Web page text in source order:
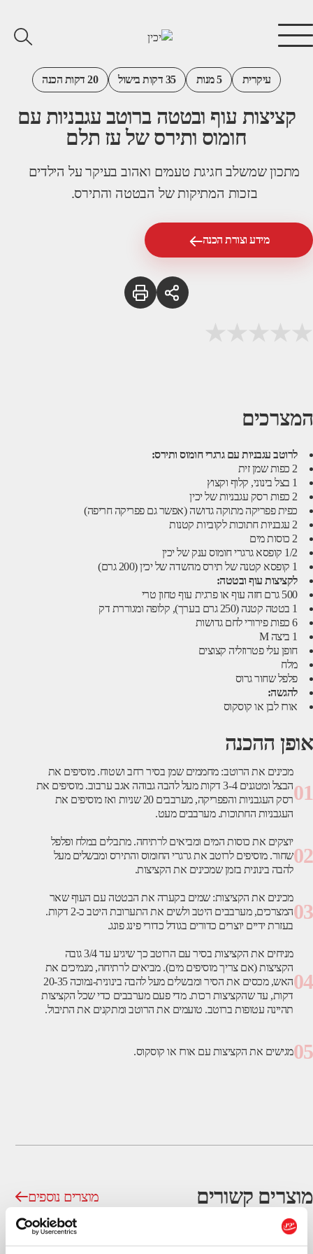
עיקרית 5 מנות 35 דקות בישול 20 דקות הכנה
קציצות עוף ובטטה ברוטב עגבניות עם
חומוס ותירס של עז תלם
מתכון שמשלב חגיגת טעמים ואהוב בעיקר על הילדים
בזכות המתיקות של הבטטה והתירס.
מידע וצורת הכנה
המצרכים
לרוטב עגבניות עם גרגרי חומוס ותירס:
2 כפות שמן זית
1 בצל בינוני, קלוף וקצוץ
2 כפות רסק עגבניות של יכין
כפית פפריקה מתוקה גדושה (אפשר גם פפריקה חריפה)
2 עגבניות חתוכות לקוביות קטנות
2 כוסות מים
1/2 קופסא גרגרי חומוס ענק של יכין
1 קופסא קטנה של תירס מהשדה של יכין (200 גרם)
לקציצות עוף ובטטה:
500 גרם חזה עוף או פרגית עוף טחון טרי
1 בטטה קטנה (250 גרם בערך), קלופה ומגוררת דק
6 כפות פירורי לחם גדושות
1 ביצה M
חופן עלי פטרוזליה קצוצים
מלח
פלפל שחור גרוס
להגשה:
אורז לבן או קוסקוס
אופן ההכנה
01
מכינים את הרוטב: מחממים שמן בסיר רחב ושטוח. מוסיפים את
הבצל ומטגנים 3-4 דקות מעל להבה גבוהה אגב ערבוב. מוסיפים את
רסק העגבניות והפפריקה, מערבבים 20 שניות ואז מוסיפים את
העגבניות החתוכות. מערבבים מעט.
02
יוצקים את כוסות המים ומביאים לרתיחה. מתבלים במלח ופלפל
שחור. מוסיפים לרוטב את גרגרי החומוס והתירס ומבשלים מעל
להבה בינונית בזמן שמכינים את הקציצות.
03
מכינים את הקציצות: שמים בקערה את הבטטה עם העוף שאר
המצרכים, מערבבים היטב ולשים את התערובת היטב כ-2 דקות.
בעזרת ידיים יוצרים כדורים בגודל כדורי פינג פונג.
04
מניחים את הקציצות בסיר עם הרוטב כך שיגיע עד 3/4 גובה
הקציצות (אם צריך מוסיפים מים). מביאים לרתיחה, מנמיכים את
האש, מכסים את הסיר ומבשלים מעל להבה בינונית-נמוכה 20-35
דקות, עד שהקציצות רכות. מדי פעם מערבבים כדי שכל הקציצות
תהיינה עטופות ברוטב. טועמים את הרוטב ומתקנים את התיבול.
05מגישים את הקציצות עם אורז או קוסקוס.
מוצרים קשורים מוצרים נוספים
חומוס